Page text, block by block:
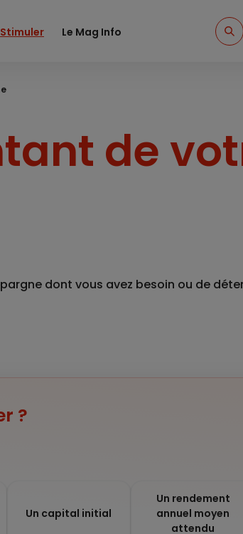
Stimuler Le Mag Info
de
dont vous avez besoin ou de
?
Un capital initial
Un rendement
annuel moyen
attendu